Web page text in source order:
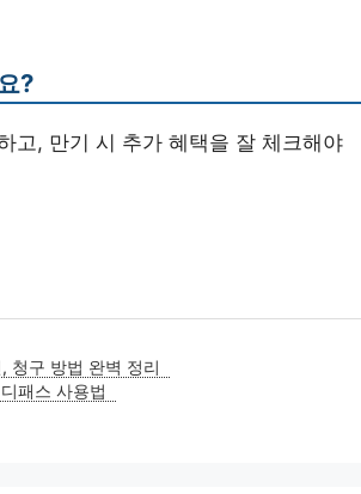
?
고, 만기 시 추가 혜택을 잘 체크해야
청구 방법 완벽 정리
패스 사용법